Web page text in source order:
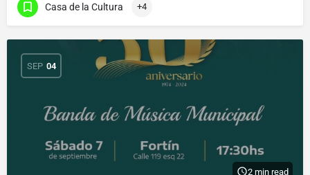
Casa de la Cultura +4
SEP 04
2 min read